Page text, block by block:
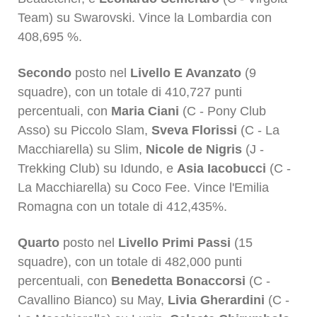
Team) su Swarovski. Vince la Lombardia con
408,695 %.
Secondo posto nel Livello E Avanzato (9
squadre), con un totale di 410,727 punti
percentuali, con Maria Ciani (C - Pony Club
Asso) su Piccolo Slam, Sveva Florissi (C - La
Macchiarella) su Slim, Nicole de Nigris (J -
Trekking Club) su Idundo, e Asia Iacobucci (C -
La Macchiarella) su Coco Fee. Vince l'Emilia
Romagna con un totale di 412,435%.
Quarto posto nel Livello Primi Passi (15
squadre), con un totale di 482,000 punti
percentuali, con Benedetta Bonaccorsi (C -
Cavallino Bianco) su May, Livia Gherardini (C -